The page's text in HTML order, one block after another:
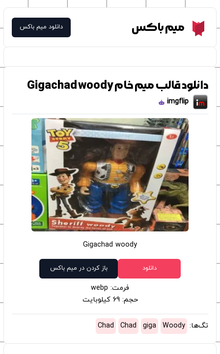
Meme Boxمیم باکس دانلود میم باکس
دانلود قالب میم خام Gigachad woody
imgflip
Gigachad woody
دانلود باز کردن در میم باکس
فرمت: webp
حجم: 69 کیلوبایت
تگ‌ها: Woody
giga
Chad
Chad